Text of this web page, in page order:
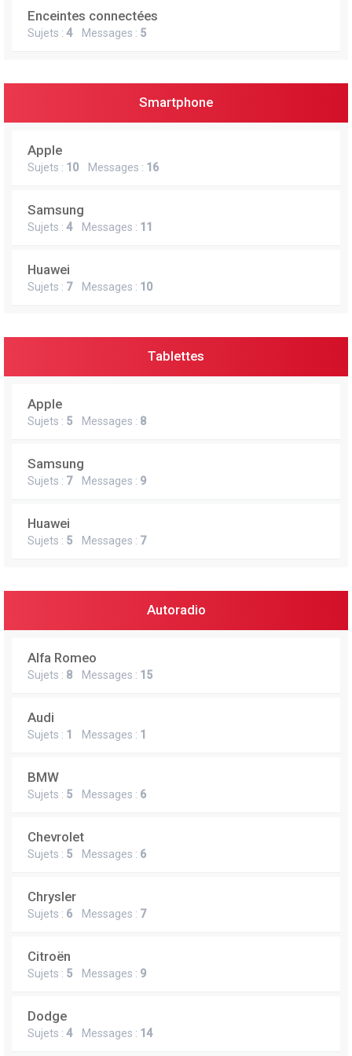
Enceintes connectées
Sujets : 4Messages : 5
Smartphone
Apple
Sujets : 10 Messages : 16
Samsung
Sujets : 4Messages : 11
Huawei
Sujets : 7Messages : 10
Tablettes
Apple
Sujets : 5 Messages : 8
Samsung
Sujets : 7Messages : 9
Huawei
Sujets : 5 Messages : 7
Autoradio
Alfa Romeo
Sujets : 8 Messages : 15
Audi
Sujets : 1 Messages : 1
BMW
Sujets : 5 Messages : 6
Chevrolet
Sujets : 5 Messages : 6
Chrysler
Sujets : 6 Messages : 7
Citroën
Sujets : 5 Messages : 9
Dodge
Sujets : 4Messages : 14